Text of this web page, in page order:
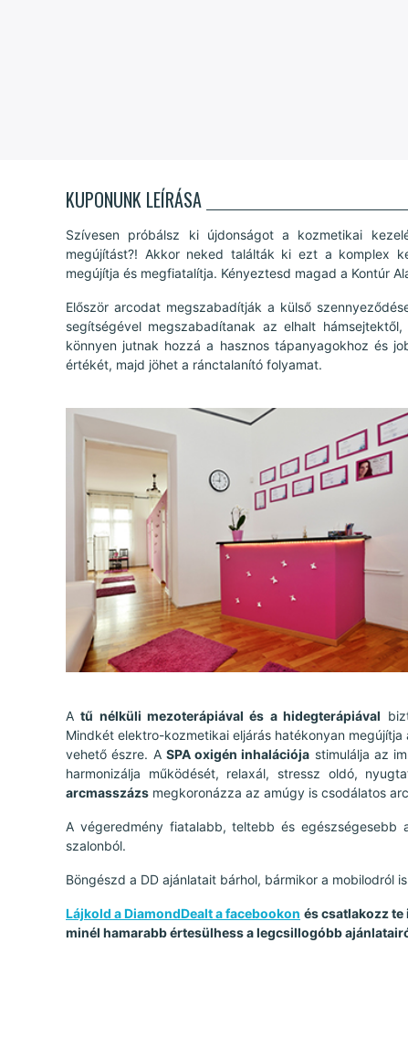
KUPONUNK LEÍRÁSA
Szívesen próbálsz ki újdonságot a kozmetikai
megújítást?! Akkor neked találták ki ezt a komplex
megújítja és megfiatalítja. Kényeztesd magad a Kontúr
Először arcodat megszabadítják a külső
segítségével megszabadítanak az elhalt
könnyen jutnak hozzá a hasznos tápanyagokhoz és
értékét, majd jöhet a ránctalanító folyamat.
Atű nélküli mezoterápiával és a hidegterápiával
Mindkét elektro-kozmetikai eljárás hatékonyan
vehető észre. A SPA oxigén inhalációja stimulálja az
harmonizálja működését, relaxál, stressz oldó,
arcmasszázs megkoronázza az amúgy is csodálatos
A végeredmény fiatalabb, teltebb és egészségesebb
szalonból.
Böngészd a DD ajánlatait bárhol, bármikor a mobilodról
Lájkold a DiamondDealt a facebookon és csatlakozz
minél hamarabb értesülhess a legcsillogóbb